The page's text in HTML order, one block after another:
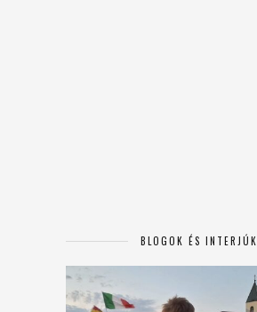
BLOGOK ÉS INTERJÚK